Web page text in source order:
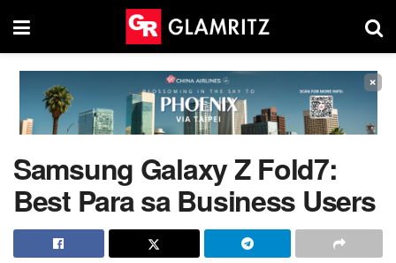
×
Samsung Galaxy Z Fold7:
Best Para sa Business Users